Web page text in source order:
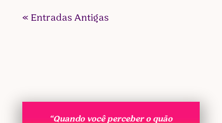
« Entradas Antigas
“Quando você perceber o quão